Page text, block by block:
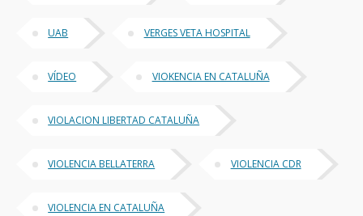
UAB VERGES VETA HOSPITAL
VÍDEO VIOKENCIA EN CATALUÑA
VIOLACION LIBERTAD CATALUÑA
VIOLENCIA BELLATERRA VIOLENCIA CDR
VIOLENCIA EN CATALUÑA